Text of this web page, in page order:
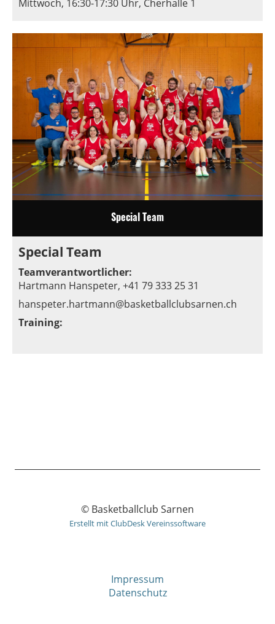
Mittwoch, 16:30-17:30 Uhr, Cherhalle 1
Special Team
Special Team
Teamverantwortlicher:
Hartmann Hanspeter, +41 79 333 25 31
hanspeter.hartmann@basketballclubsarnen.ch
Training:
© Basketballclub Sarnen
Erstellt mit ClubDesk Vereinssoftware
Impressum
Datenschutz